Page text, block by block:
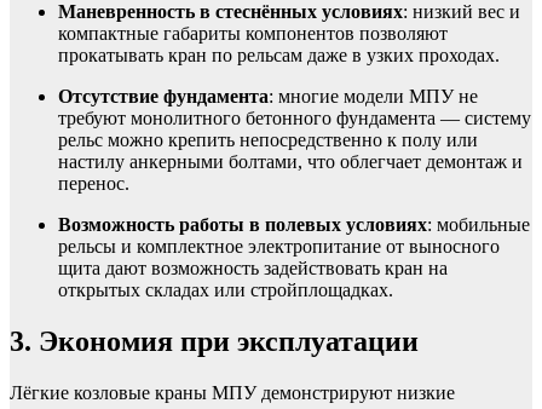
Маневренность в стеснённых условиях: низкий вес и
компактные габариты компонентов позволяют
прокатывать кран по рельсам даже в узких проходах.
Отсутствие фундамента: многие модели МПУ не
требуют монолитного бетонного фундамента — систему
рельс можно крепить непосредственно к полу или
настилу анкерными болтами, что облегчает демонтаж и
перенос.
Возможность работы в полевых условиях: мобильные
рельсы и комплектное электропитание от выносного
щита дают возможность задействовать кран на
открытых складах или стройплощадках.
3. Экономия при эксплуатации
Лёгкие козловые краны МПУ демонстрируют низкие